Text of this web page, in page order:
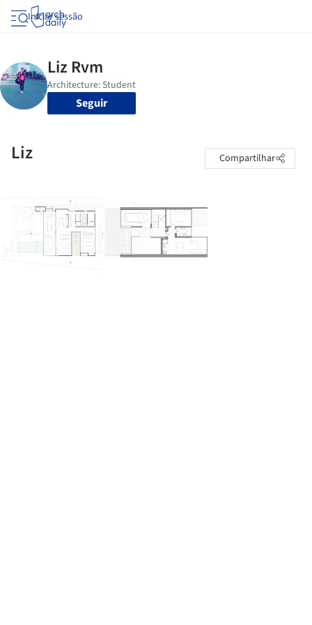
Iniciar sessão
Seguir
Liz Compartilhar